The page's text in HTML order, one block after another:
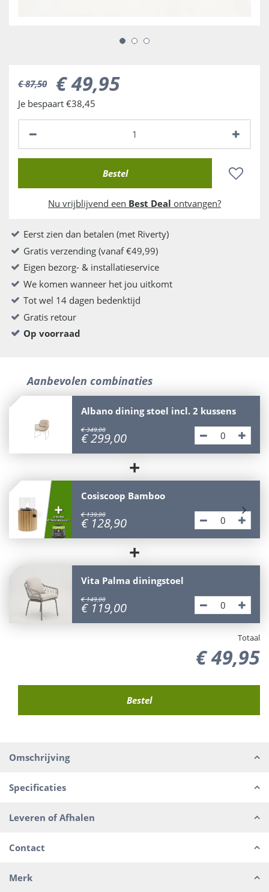
€ 87,50 €49,95
Je bespaart €38,45
Nu vrijblijvend een Best Deal ontvangen?
Eerst zien dan betalen (met Riverty)
Gratis verzending (vanaf €49,99)
Eigen bezorg- & installatieservice
We komen wanneer het jou uitkomt
Tot wel 14 dagen bedenktijd
Gratis retour
Op voorraad
Aanbevolen combinaties
Albano dining stoel incl. 2 kussens
€ 349,00
€ 299,00
+
Cosiscoop Bamboo
€ 139,00
€ 128,90
+
Vita Palma diningstoel
€ 149,00
€ 119,00
Totaal
€49,95
Omschrijving
Specificaties
Leveren of Afhalen
Contact
Merk